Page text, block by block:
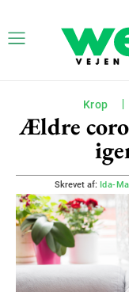
Krop
Ældre
Skrevet af: Ida-